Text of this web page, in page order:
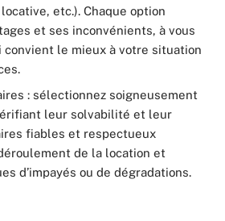
etc.). Chaque option
et ses inconvénients, à vous
le mieux à votre situation
: sélectionnez soigneusement
leur solvabilité et leur
fiables et respectueux
de la location et
d’impayés ou de dégradations.